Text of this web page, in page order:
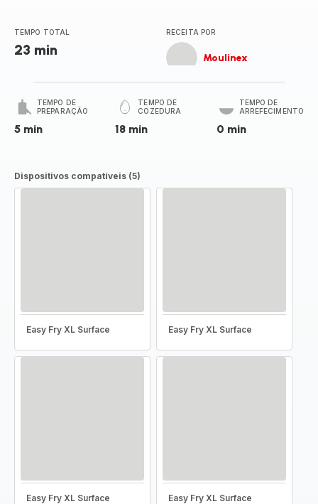
TEMPO TOTAL
23 min
RECEITA POR
Moulinex
TEMPO DE
PREPARAÇÃO
5 min
TEMPO DE
COZEDURA
18 min
TEMPO DE
ARREFECIMENTO
0 min
Dispositivos compatíveis (5)
Easy Fry XL Surface Easy Fry XL Surface
Easy Fry XL Surface Easy Fry XL Surface